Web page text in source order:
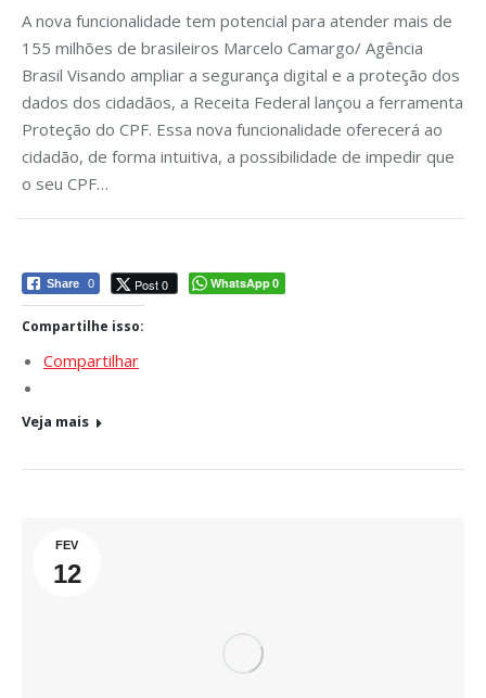
A nova funcionalidade tem potencial para atender mais de
155 milhões de brasileiros Marcelo Camargo/ Agência
Brasil Visando ampliar a segurança digital e a proteção dos
dados dos cidadãos, a Receita Federal lançou a ferramenta
Proteção do CPF. Essa nova funcionalidade oferecerá ao
cidadão, de forma intuitiva, a possibilidade de impedir que
o seu CPF…
Share 0 Post 0 WhatsApp0
Compartilhe isso:
Compartilhar
Veja mais
FEV
12